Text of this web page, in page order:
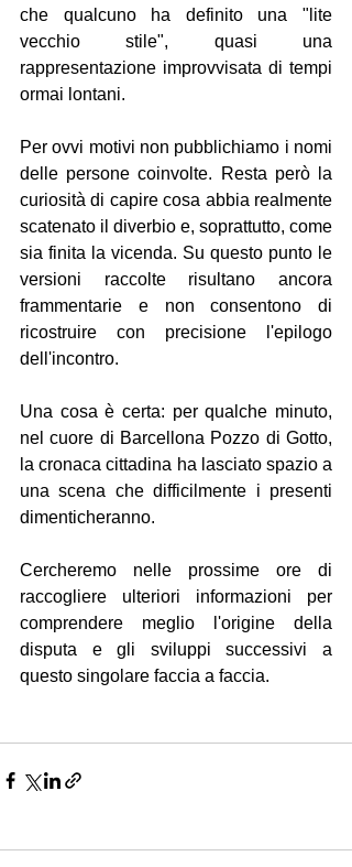
che qualcuno ha definito una "lite
vecchio stile", quasi una
rappresentazione improvvisata di tempi
ormai lontani.
Per ovvi motivi non pubblichiamo i nomi
delle persone coinvolte. Resta però la
curiosità di capire cosa abbia realmente
scatenato il diverbio e, soprattutto, come
sia finita la vicenda. Su questo punto le
versioni raccolte risultano ancora
frammentarie e non consentono di
ricostruire con precisione l'epilogo
dell'incontro.
Una cosa è certa: per qualche minuto,
nel cuore di Barcellona Pozzo di Gotto,
la cronaca cittadina ha lasciato spazio a
una scena che difficilmente i presenti
dimenticheranno.
Cercheremo nelle prossime ore di
raccogliere ulteriori informazioni per
comprendere meglio l'origine della
disputa e gli sviluppi successivi a
questo singolare faccia a faccia.